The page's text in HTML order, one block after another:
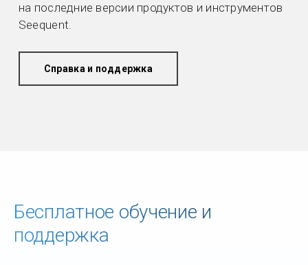
на последние версии продуктов и инструментов
Seequent.
Справка и поддержка
Бесплатное обучение и
поддержка